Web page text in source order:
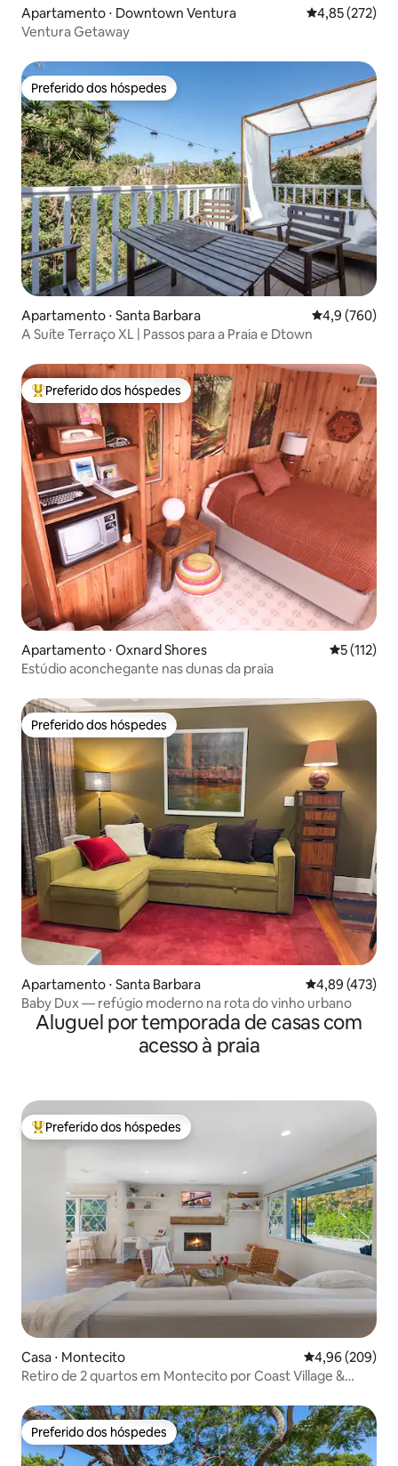
Apartamento ⋅ Downtown Ventura 4,85 de uma
4,85 (272)
Ventura Getaway
Preferido dos hóspedes
Preferido dos hóspedes
Apartamento ⋅ Santa Barbara 4,9 de uma
4,9 (760)
A Suíte Terraço XL | Passos para a Praia e Dtown
Entre os melhores preferidos dos hóspedes
Preferido dos hóspedes
Apartamento ⋅ Oxnard Shores 5 de uma
5 (112)
Estúdio aconchegante nas dunas da praia
Preferido dos hóspedes
Preferido dos hóspedes
Apartamento ⋅ Santa Barbara 4,89 de uma
4,89 (473)
Baby Dux — refúgio moderno na rota do vinho urbano
Aluguel por temporada de casas com
acesso à praia
Entre os melhores preferidos dos hóspedes
Preferido dos hóspedes
Casa ⋅ Montecito 4,96 de uma
4,96 (209)
Retiro de 2 quartos em Montecito por Coast Village &
Preferido dos hóspedes
Preferido dos hóspedes